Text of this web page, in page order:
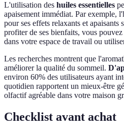
L'utilisation des huiles essentielles
apaisement immédiat. Par exemple,
pour ses effets relaxants et apaisants
profiter de ses bienfaits, vous
dans votre espace de travail ou
Les recherches montrent que
améliorer la qualité du sommeil.
environ 60% des utilisateurs ayant
quotidien rapportent un mieux-être
olfactif agréable dans votre maison
Checklist avant achat